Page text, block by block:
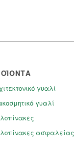
γυαλί
γυαλί
ασφαλείας​